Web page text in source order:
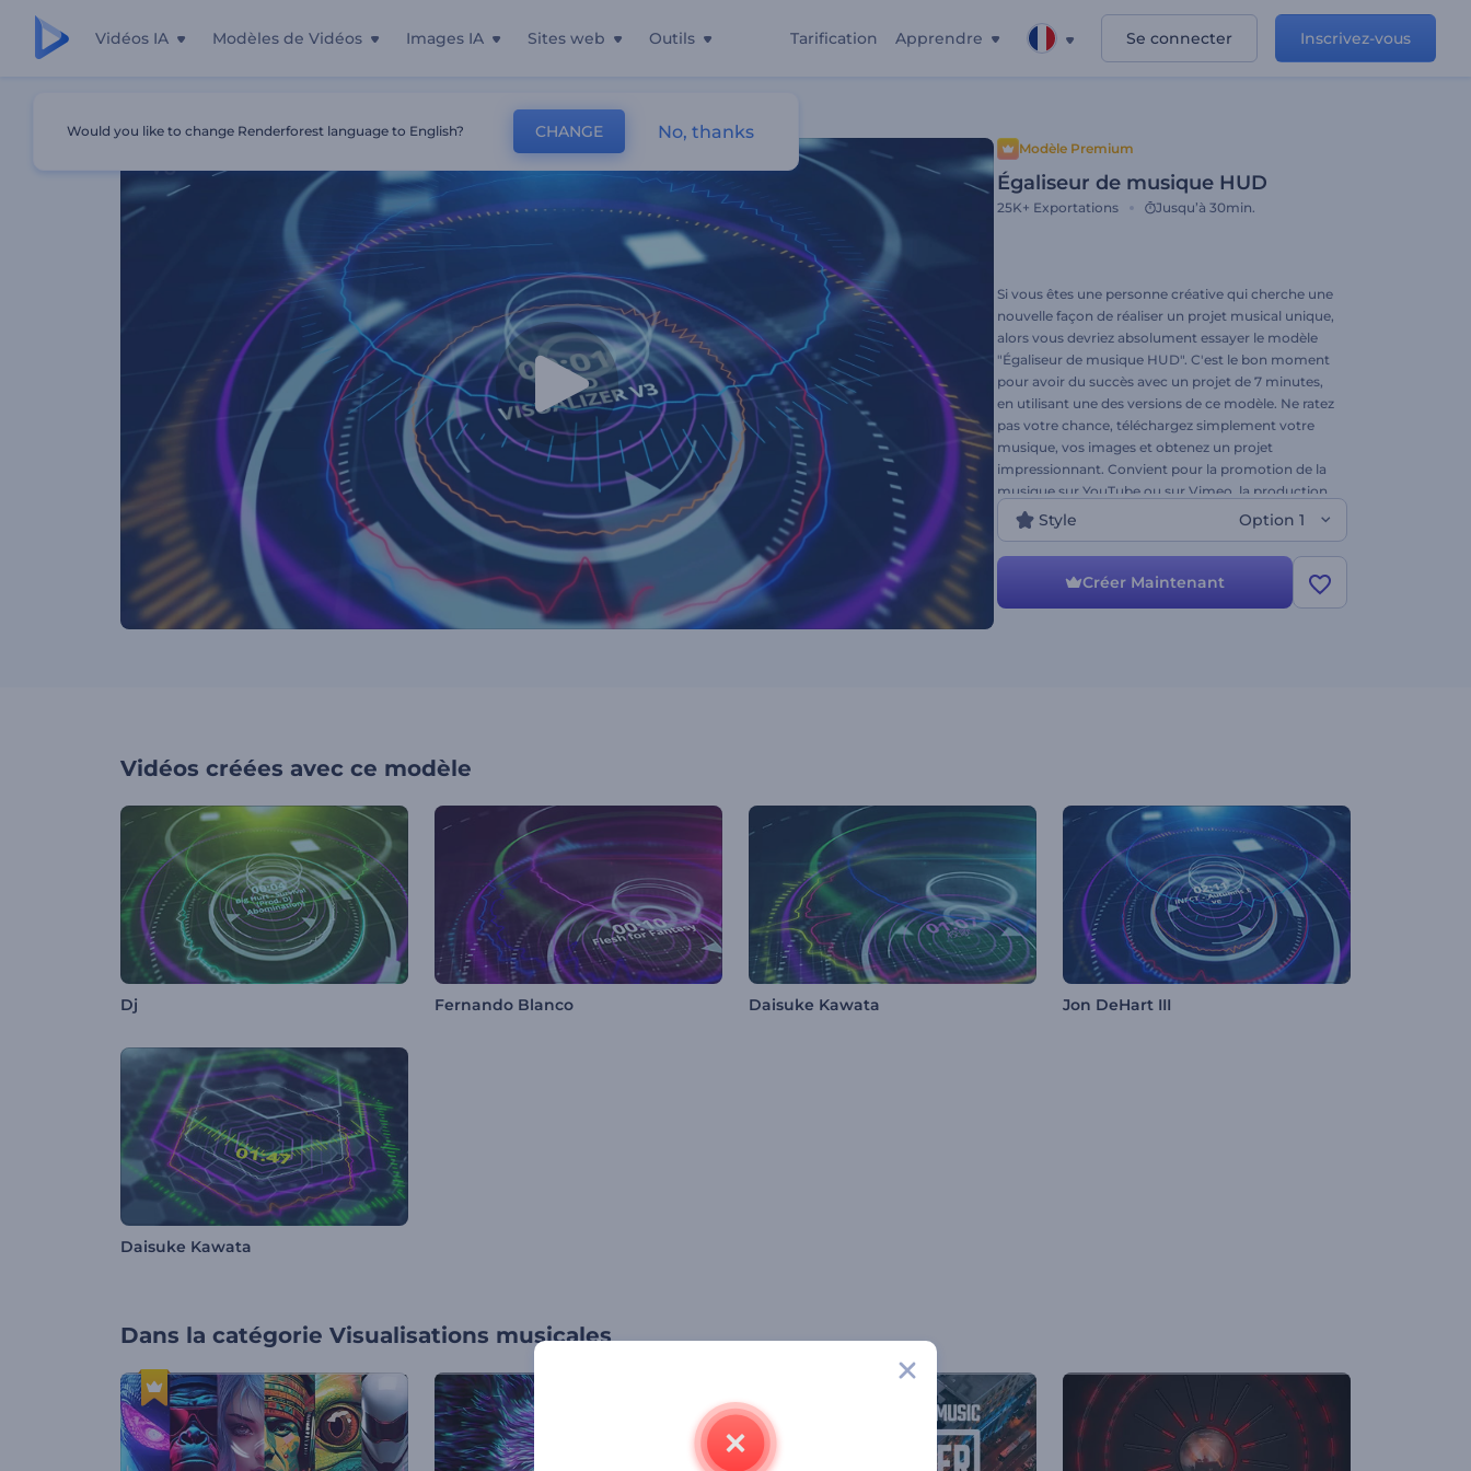
Vidéos IA Modèles de Vidéos Images IA Sites web Outils Tarification Apprendre Se connecter Inscrivez-vous
Modèle Premium
Égaliseur de musique HUD
25K+ Exportations Jusqu’à 30min.
Si vous êtes une personne créative qui cherche une
nouvelle façon de réaliser un projet musical unique,
alors vous devriez absolument essayer le modèle
"Égaliseur de musique HUD". C'est le bon moment
pour avoir du succès avec un projet de 7 minutes,
en utilisant une des versions de ce modèle. Ne ratez
pas votre chance, téléchargez simplement votre
musique, vos images et obtenez un projet
impressionnant. Convient pour la promotion de la
musique sur YouTube ou sur Vimeo, la production
musicale, la réaction audio ou la visualisation, la
promotion d'émissions de télévision et plein
d'autres projets.
Style Option 1
Créer Maintenant
Vidéos créées avec ce modèle
Dj Fernando Blanco Daisuke Kawata Jon DeHart III
Daisuke Kawata
Dans la catégorie Visualisations musicales
Would you like to change Renderforest language to English? CHANGE No, thanks